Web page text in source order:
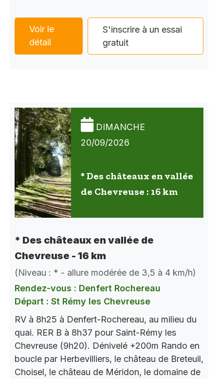
Voir le
détail
S'inscrire à un essai
gratuit
DIMANCHE
20/09/2026
* Des châteaux en vallée
de Chevreuse : 16 km
* Des châteaux en vallée de
Chevreuse - 16 km
(Niveau : * - allure modérée de 3,5 à 4 km/h)
Rendez-vous : Denfert Rochereau
Départ : St Rémy les Chevreuse
RV à 8h25 à Denfert-Rochereau, au milieu du
quai. RER B à 8h37 pour Saint-Rémy les
Chevreuse (9h20). Dénivelé +200m Rando en
boucle par Herbevilliers, le château de Breteuil,
Choisel, le château de Méridon, le domaine de